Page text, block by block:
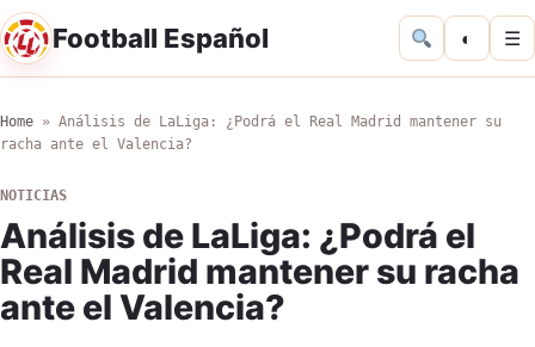
Football Español ◐ ☰
Home » Análisis de LaLiga: ¿Podrá el Real Madrid mantener su
racha ante el Valencia?
NOTICIAS
Análisis de LaLiga: ¿Podrá el
Real Madrid mantener su racha
ante el Valencia?